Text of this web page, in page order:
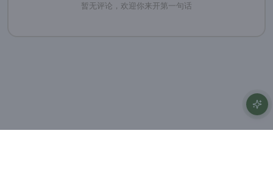
暂无评论，欢迎你来开第一句话
AI